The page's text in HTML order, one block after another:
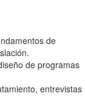
de
de programas
entrevistas